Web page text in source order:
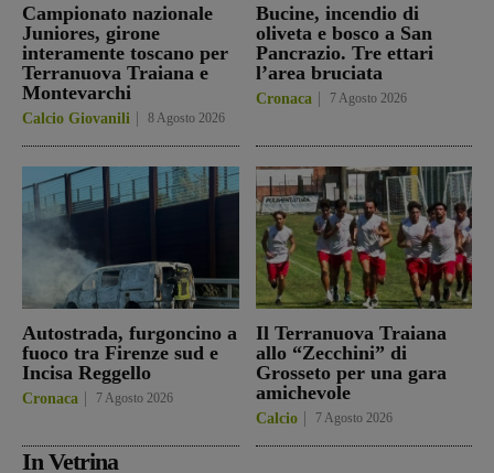
Campionato nazionale
Juniores, girone
interamente toscano per
Terranuova Traiana e
Montevarchi
Calcio Giovanili 8 Agosto 2026
Bucine, incendio di
oliveta e bosco a San
Pancrazio. Tre ettari
l’area bruciata
Cronaca 7 Agosto 2026
Autostrada, furgoncino a
fuoco tra Firenze sud e
Incisa Reggello
Cronaca 7 Agosto 2026
Il Terranuova Traiana
allo “Zecchini” di
Grosseto per una gara
amichevole
Calcio 7 Agosto 2026
In Vetrina